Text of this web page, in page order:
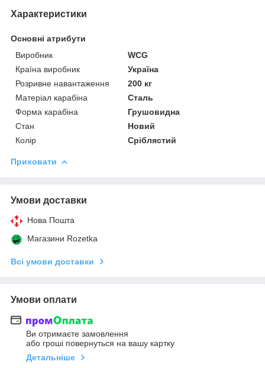
Характеристики
Основні атрибути
Виробник
WCG
Країна виробник
Україна
Розривне навантаження
200 кг
Матеріал карабіна
Сталь
Форма карабіна
Грушовидна
Стан
Новий
Колір
Сріблястий
Приховати
Умови доставки
Нова Пошта
Магазини Rozetka
Всі умови доставки
Умови оплати
Ви отримаєте замовлення
або гроші повернуться на вашу картку
Детальніше